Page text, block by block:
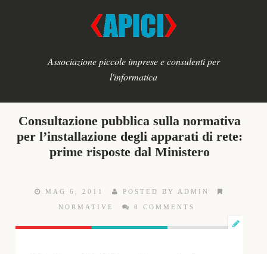
Associazione piccole imprese e consulenti per
l'informatica
Consultazione pubblica sulla normativa
per l’installazione degli apparati di rete:
prime risposte dal Ministero
MAG 6, 2011 POSTED BY ADMIN
NORMATIVE 0 COMMENTS